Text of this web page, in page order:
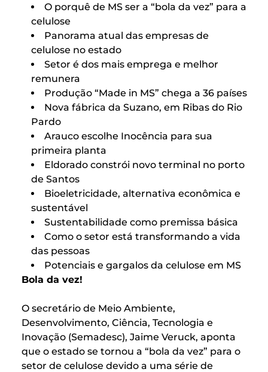
O porquê de MS ser a “bola da vez” para a
celulose
Panorama atual das empresas de
celulose no estado
Setor é dos mais emprega e melhor
remunera
Produção “Made in MS” chega a 36 países
Nova fábrica da Suzano, em Ribas do Rio
Pardo
Arauco escolhe Inocência para sua
primeira planta
Eldorado constrói novo terminal no porto
de Santos
Bioeletricidade, alternativa econômica e
sustentável
Sustentabilidade como premissa básica
Como o setor está transformando a vida
das pessoas
Potenciais e gargalos da celulose em MS
Bola da vez!
O secretário de Meio Ambiente,
Desenvolvimento, Ciência, Tecnologia e
Inovação (Semadesc), Jaime Veruck, aponta
que o estado se tornou a “bola da vez” para o
setor de celulose devido a uma série de